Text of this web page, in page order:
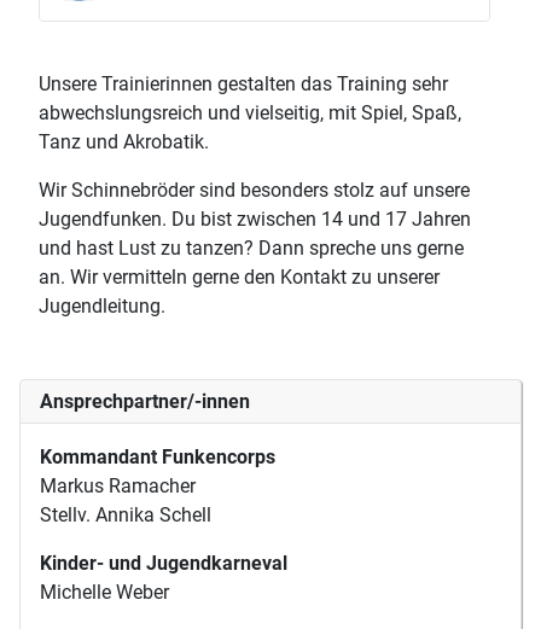
Unsere Trainierinnen gestalten das Training sehr
abwechslungsreich und vielseitig, mit Spiel, Spaß,
Tanz und Akrobatik.
Wir Schinnebröder sind besonders stolz auf unsere
Jugendfunken. Du bist zwischen 14 und 17 Jahren
und hast Lust zu tanzen? Dann spreche uns gerne
an. Wir vermitteln gerne den Kontakt zu unserer
Jugendleitung.
Ansprechpartner/-innen
Kommandant Funkencorps
Markus Ramacher
Stellv. Annika Schell
Kinder- und Jugendkarneval
Michelle Weber